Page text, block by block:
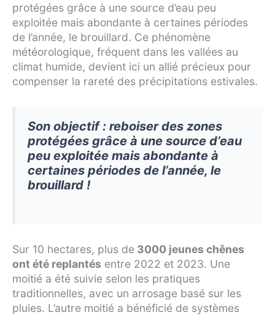
protégées grâce à une source d’eau peu
exploitée mais abondante à certaines périodes
de l’année, le brouillard. Ce phénomène
météorologique, fréquent dans les vallées au
climat humide, devient ici un allié précieux pour
compenser la rareté des précipitations estivales.
Son objectif : reboiser des zones
protégées grâce à une source d’eau
peu exploitée mais abondante à
certaines périodes de l’année, le
brouillard !
Sur 10 hectares, plus de 3000 jeunes chênes
ont été replantés entre 2022 et 2023. Une
moitié a été suivie selon les pratiques
traditionnelles, avec un arrosage basé sur les
pluies. L’autre moitié a bénéficié de systèmes